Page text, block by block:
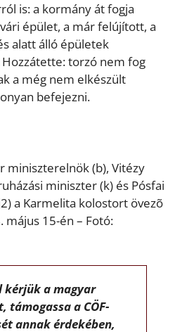
is: a kormány át fogja
épület, a már felújított, a
alatt álló épületek
torzó nem fog
a még nem elkészült
befejezni.
miniszterelnök (b), Vitézy
miniszter (k) és Pósfai
a Karmelita kolostort övezõ
15-én – Fotó:
kérjük a magyar
támogassa a CÖF-
annak érdekében,